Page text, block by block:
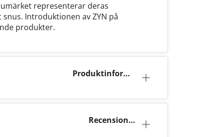
representerar deras
Introduktionen av ZYN på
produkter.
Produktinforma
Recensioner